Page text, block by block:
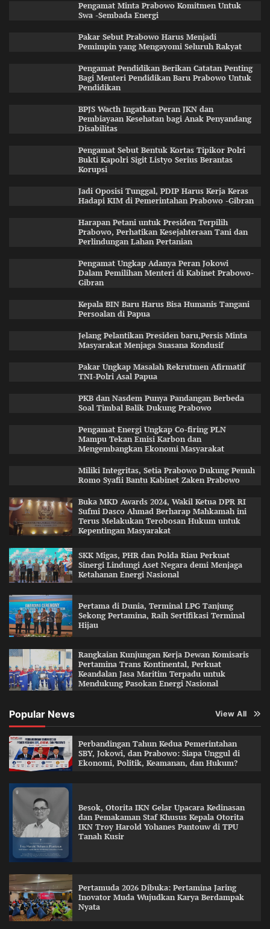
Pengamat Minta Prabowo Komitmen Untuk
Swa -Sembada Energi
Pakar Sebut Prabowo Harus Menjadi
Pemimpin yang Mengayomi Seluruh Rakyat
Pengamat Pendidikan Berikan Catatan Penting
Bagi Menteri Pendidikan Baru Prabowo Untuk
Pendidikan
BPJS Wacth Ingatkan Peran JKN dan
Pembiayaan Kesehatan bagi Anak Penyandang
Disabilitas
Pengamat Sebut Bentuk Kortas Tipikor Polri
Bukti Kapolri Sigit Listyo Serius Berantas
Korupsi
Jadi Oposisi Tunggal, PDIP Harus Kerja Keras
Hadapi KIM di Pemerintahan Prabowo -Gibran
Harapan Petani untuk Presiden Terpilih
Prabowo, Perhatikan Kesejahteraan Tani dan
Perlindungan Lahan Pertanian
Pengamat Ungkap Adanya Peran Jokowi
Dalam Pemilihan Menteri di Kabinet Prabowo-
Gibran
Kepala BIN Baru Harus Bisa Humanis Tangani
Persoalan di Papua
Jelang Pelantikan Presiden baru,Persis Minta
Masyarakat Menjaga Suasana Kondusif
Pakar Ungkap Masalah Rekrutmen Afirmatif
TNI-Polri Asal Papua
PKB dan Nasdem Punya Pandangan Berbeda
Soal Timbal Balik Dukung Prabowo
Pengamat Energi Ungkap Co-firing PLN
Mampu Tekan Emisi Karbon dan
Mengembangkan Ekonomi Masyarakat
Miliki Integritas, Setia Prabowo Dukung Penuh
Romo Syafii Bantu Kabinet Zaken Prabowo
Buka MKD Awards 2024, Wakil Ketua DPR RI
Sufmi Dasco Ahmad Berharap Mahkamah ini
Terus Melakukan Terobosan Hukum untuk
Kepentingan Masyarakat
SKK Migas, PHR dan Polda Riau Perkuat
Sinergi Lindungi Aset Negara demi Menjaga
Ketahanan Energi Nasional
Pertama di Dunia, Terminal LPG Tanjung
Sekong Pertamina, Raih Sertifikasi Terminal
Hijau
Rangkaian Kunjungan Kerja Dewan Komisaris
Pertamina Trans Kontinental, Perkuat
Keandalan Jasa Maritim Terpadu untuk
Mendukung Pasokan Energi Nasional
Popular News View All
Perbandingan Tahun Kedua Pemerintahan
SBY, Jokowi, dan Prabowo: Siapa Unggul di
Ekonomi, Politik, Keamanan, dan Hukum?
Besok, Otorita IKN Gelar Upacara Kedinasan
dan Pemakaman Staf Khusus Kepala Otorita
IKN Troy Harold Yohanes Pantouw di TPU
Tanah Kusir
Pertamuda 2026 Dibuka: Pertamina Jaring
Inovator Muda Wujudkan Karya Berdampak
Nyata